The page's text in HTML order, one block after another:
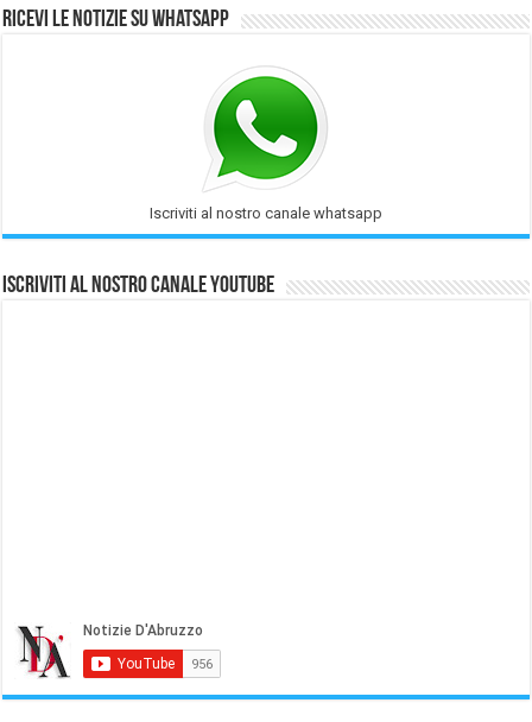
Ricevi le notizie su Whatsapp
Iscriviti al nostro canale whatsapp
Iscriviti al nostro Canale Youtube